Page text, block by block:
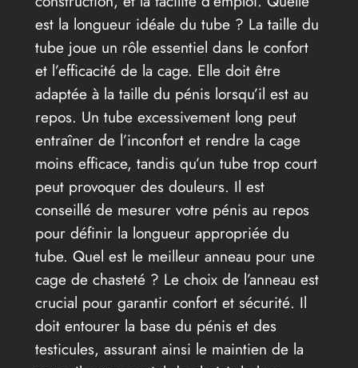
est la longueur idéale du tube ? La taille du
tube joue un rôle essentiel dans le confort
et l’efficacité de la cage. Elle doit être
adaptée à la taille du pénis lorsqu’il est au
repos. Un tube excessivement long peut
entraîner de l’inconfort et rendre la cage
moins efficace, tandis qu’un tube trop court
peut provoquer des douleurs. Il est
conseillé de mesurer votre pénis au repos
pour définir la longueur appropriée du
tube. Quel est le meilleur anneau pour une
cage de chasteté ? Le choix de l’anneau est
crucial pour garantir confort et sécurité. Il
doit entourer la base du pénis et des
testicules, assurant ainsi le maintien de la